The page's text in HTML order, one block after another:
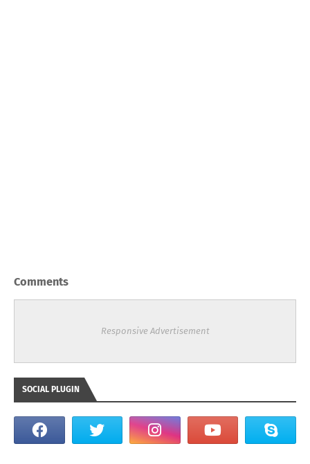
Comments
Responsive Advertisement
SOCIAL PLUGIN